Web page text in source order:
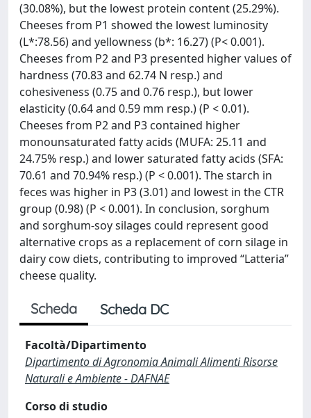
(30.08%), but the lowest protein content (25.29%).
Cheeses from P1 showed the lowest luminosity
(L*:78.56) and yellowness (b*: 16.27) (P< 0.001).
Cheeses from P2 and P3 presented higher values of
hardness (70.83 and 62.74 N resp.) and
cohesiveness (0.75 and 0.76 resp.), but lower
elasticity (0.64 and 0.59 mm resp.) (P < 0.01).
Cheeses from P2 and P3 contained higher
monounsaturated fatty acids (MUFA: 25.11 and
24.75% resp.) and lower saturated fatty acids (SFA:
70.61 and 70.94% resp.) (P < 0.001). The starch in
feces was higher in P3 (3.01) and lowest in the CTR
group (0.98) (P < 0.001). In conclusion, sorghum
and sorghum-soy silages could represent good
alternative crops as a replacement of corn silage in
dairy cow diets, contributing to improved “Latteria”
cheese quality.
Scheda Scheda DC
Facoltà/Dipartimento
Dipartimento di Agronomia Animali Alimenti Risorse
Naturali e Ambiente - DAFNAE
Corso di studio